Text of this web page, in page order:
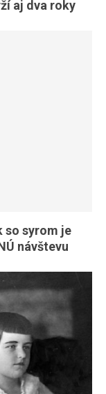
aj dva roky
so syrom je
návštevu